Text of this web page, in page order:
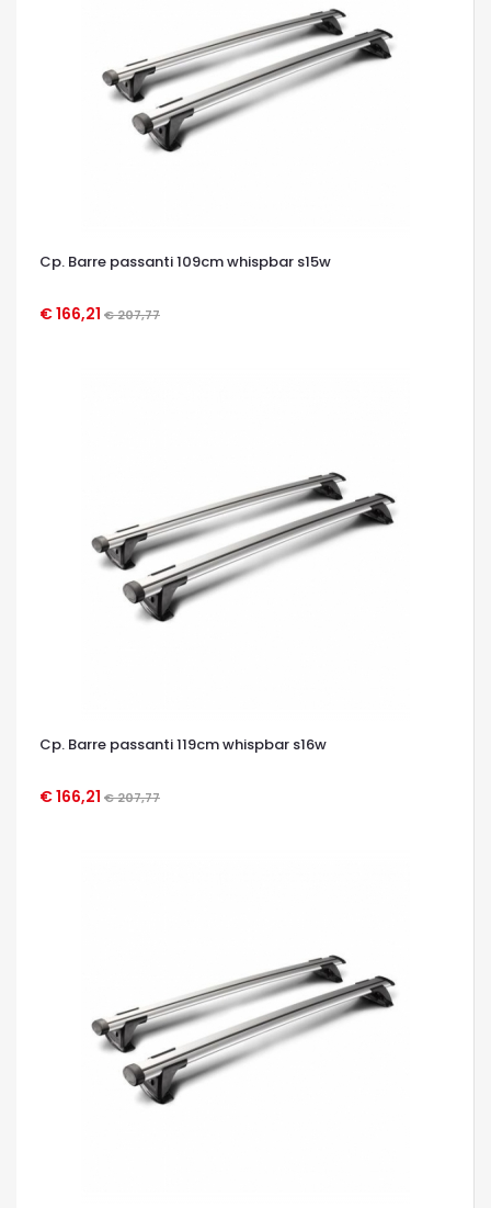
Cp. Barre passanti 109cm whispbar s15w
€ 166,21 € 207,77
OCCHIATA VELOCE
Cp. Barre passanti 119cm whispbar s16w
€ 166,21 € 207,77
OCCHIATA VELOCE